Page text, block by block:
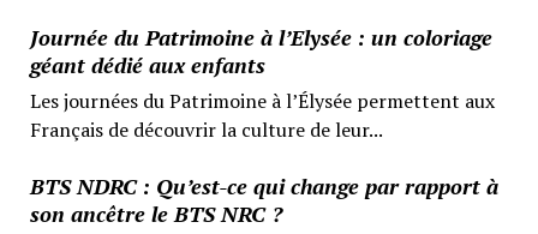
Journée du Patrimoine à l’Elysée : un coloriage
géant dédié aux enfants
Les journées du Patrimoine à l’Élysée permettent aux
Français de découvrir la culture de leur...
BTS NDRC : Qu’est-ce qui change par rapport à
son ancêtre le BTS NRC ?